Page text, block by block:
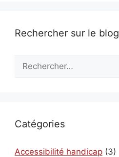
Rechercher sur le blog
Catégories
Accessibilité handicap (3)